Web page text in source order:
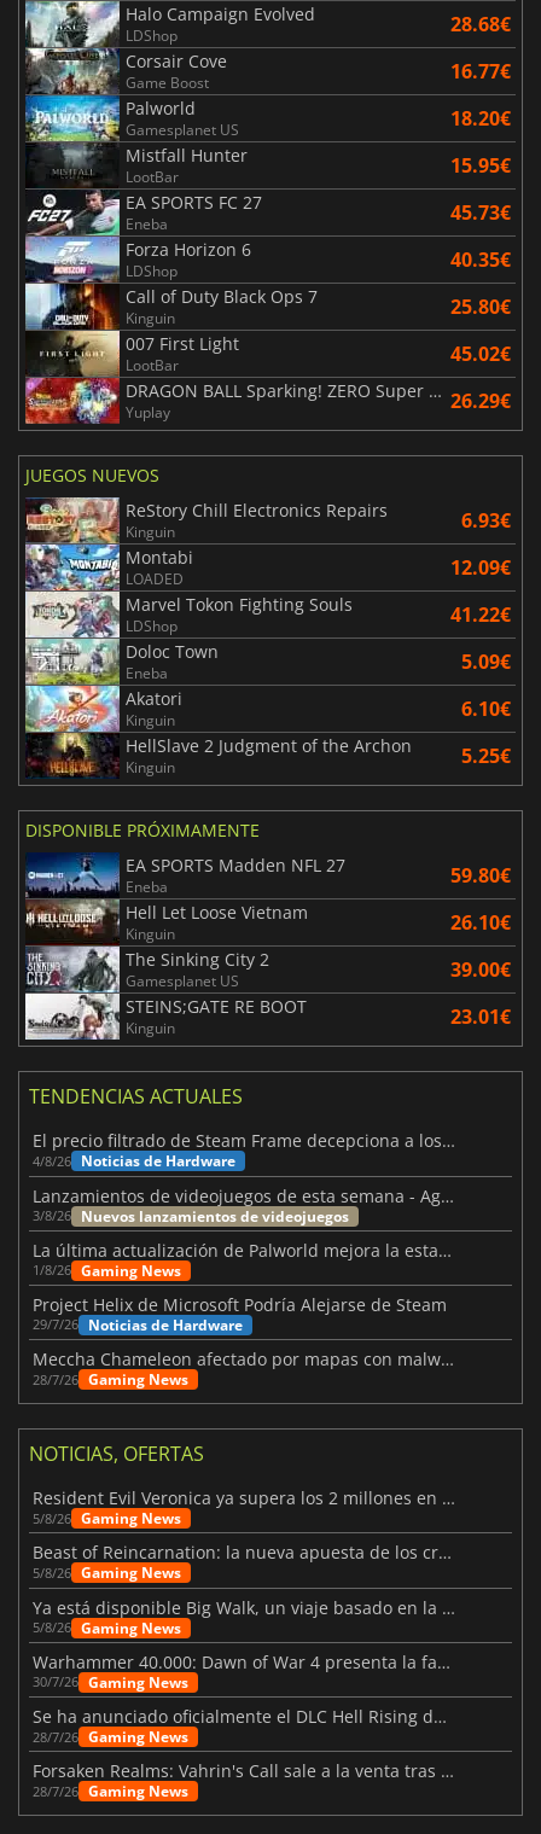
Halo Campaign Evolved
LDShop 28.68€
Corsair Cove
Game Boost 16.77€
Palworld
Gamesplanet US 18.20€
Mistfall Hunter
LootBar 15.95€
EA SPORTS FC 27
Eneba 45.73€
Forza Horizon 6
LDShop 40.35€
Call of Duty Black Ops 7
Kinguin 25.80€
007 First Light
LootBar 45.02€
DRAGON BALL Sparking! ZERO Super Limit Breaking NEO
Yuplay 26.29€
JUEGOS NUEVOS
ReStory Chill Electronics Repairs
Kinguin 6.93€
Montabi
LOADED 12.09€
Marvel Tokon Fighting Souls
LDShop 41.22€
Doloc Town
Eneba 5.09€
Akatori
Kinguin 6.10€
HellSlave 2 Judgment of the Archon
Kinguin 5.25€
DISPONIBLE PRÓXIMAMENTE
EA SPORTS Madden NFL 27
Eneba 59.80€
Hell Let Loose Vietnam
Kinguin 26.10€
The Sinking City 2
Gamesplanet US 39.00€
STEINS;GATE RE BOOT
Kinguin 23.01€
TENDENCIAS ACTUALES
El precio filtrado de Steam Frame decepciona a los usuarios
4/8/26 Noticias de Hardware
Lanzamientos de videojuegos de esta semana - Agosto de 2026 (semana 32)
3/8/26 Nuevos lanzamientos de videojuegos
La última actualización de Palworld mejora la estabilidad
1/8/26 Gaming News
Project Helix de Microsoft Podría Alejarse de Steam
29/7/26 Noticias de Hardware
Meccha Chameleon afectado por mapas con malware y Discord
28/7/26 Gaming News
NOTICIAS, OFERTAS
Resident Evil Veronica ya supera los 2 millones en listas de deseados
5/8/26 Gaming News
Beast of Reincarnation: la nueva apuesta de los creadores de Pokémon
5/8/26 Gaming News
Ya está disponible Big Walk, un viaje basado en la amistad
5/8/26 Gaming News
Warhammer 40.000: Dawn of War 4 presenta la facción de los Necrones
30/7/26 Gaming News
Se ha anunciado oficialmente el DLC Hell Rising de Nioh 3
28/7/26 Gaming News
Forsaken Realms: Vahrin's Call sale a la venta tras una década
28/7/26 Gaming News